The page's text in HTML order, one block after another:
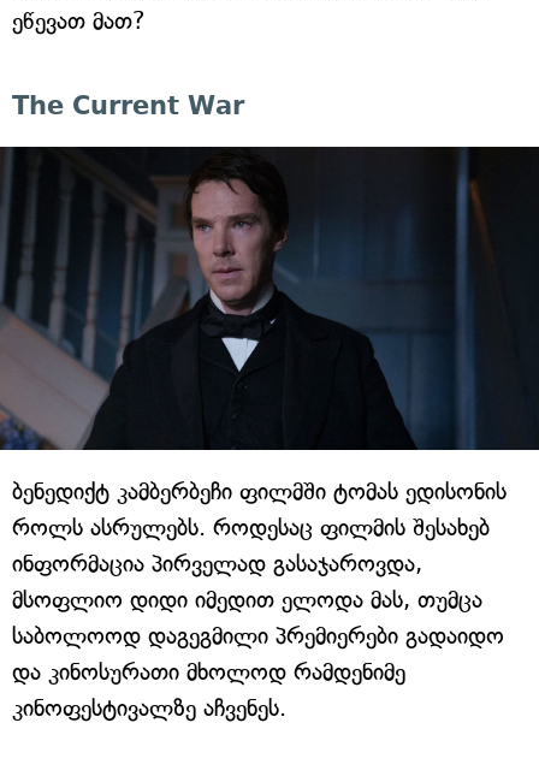
ეწევათ მათ?
The Current War
ბენედიქტ კამბერბეჩი ფილმში ტომას ედისონის
როლს ასრულებს. როდესაც ფილმის შესახებ
ინფორმაცია პირველად გასაჯაროვდა,
მსოფლიო დიდი იმედით ელოდა მას, თუმცა
საბოლოოდ დაგეგმილი პრემიერები გადაიდო
და კინოსურათი მხოლოდ რამდენიმე
კინოფესტივალზე აჩვენეს.